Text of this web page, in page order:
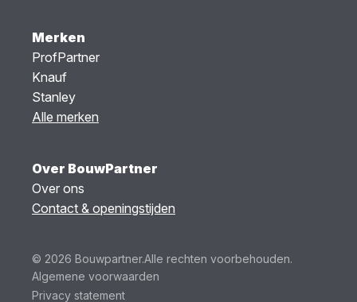
Merken
ProfPartner
Knauf
Stanley
Alle merken
Over BouwPartner
Over ons
Contact & openingstijden
© 2026 Bouwpartner.Alle rechten voorbehouden.
Algemene voorwaarden
Privacy statement